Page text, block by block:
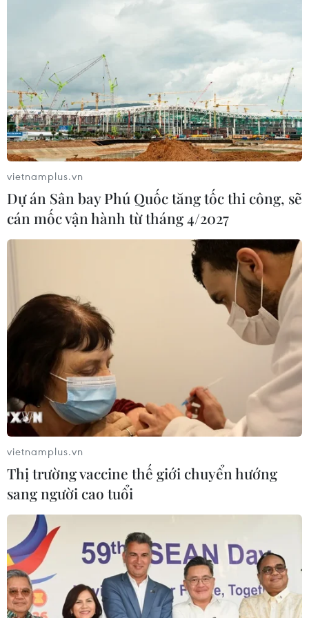
Việt Nam: ASEAN chống phổ biến và giải
09/10/2020 23:39
Đại sứ Đặng Đình Quý, Trưởng Phái đoàn thường trực
Việt Nam tại Liên hợp quốc khẳng định ASEAN ủng hộ
các nỗ lực quốc tế về chống phổ biến và giải trừ quân
bị các loại vũ khí hủy diệt hàng loạt
vietnamplus.vn
Dự án Sân bay Phú Quốc tăng tốc thi công, sẽ
cán mốc vận hành từ tháng 4/2027
vietnamplus.vn
Thị trường vaccine thế giới chuyển hướng
sang người cao tuổi